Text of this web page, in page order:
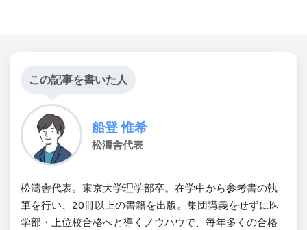
この記事を書いた人
船登 惟希
松濤舎代表
松濤舎代表。東京大学理学部卒。在学中から参考書の執
筆を行い、20冊以上の書籍を出版。集団講義をせずに医
学部・上位校合格へと導くノウハウで、毎年多くの合格